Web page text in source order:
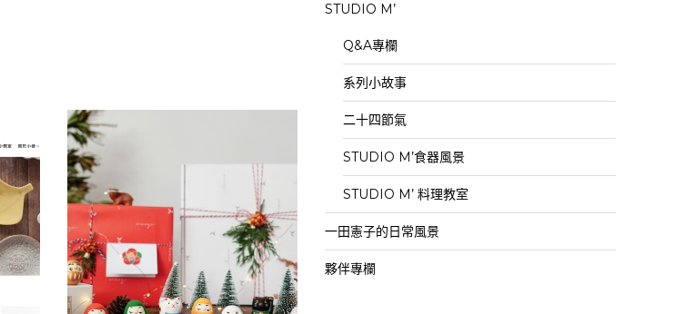
STUDIO M’
Q&A專欄
系列小故事
二十四節氣
STUDIO M’食器風景
STUDIO M’ 料理教室
一田憲子的日常風景
夥伴專欄